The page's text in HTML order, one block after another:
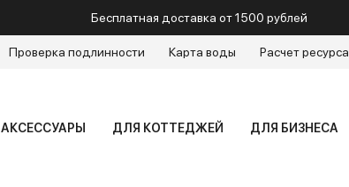
Бесплатная доставка от 1500 рублей
Проверка подлинности Карта воды Расчет ресурса
АКСЕССУАРЫ ДЛЯ КОТТЕДЖЕЙ ДЛЯ БИЗНЕСА